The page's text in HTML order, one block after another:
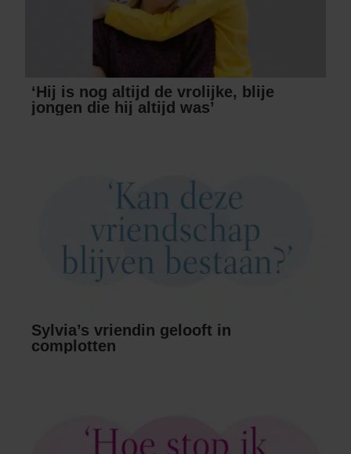
‘Hij is nog altijd de vrolijke, blije
jongen die hij altijd was’
Sylvia’s vriendin gelooft in
complotten